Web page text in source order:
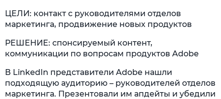
ЦЕЛИ: контакт с руководителями отделов
маркетинга, продвижение новых продуктов
РЕШЕНИЕ: спонсируемый контент,
коммуникации по вопросам продуктов Adobe
В LinkedIn представители Adobe нашли
подходящую аудиторию – руководителей отделов
маркетинга. Презентовали им апдейты и убедили